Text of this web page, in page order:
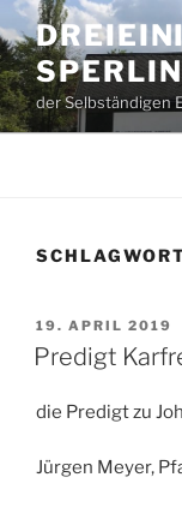
Zum
Inhalt
springen
der Selbständigen
AM
19. APRIL 2019
Predigt
die Predigt zu
Jürgen Meyer,